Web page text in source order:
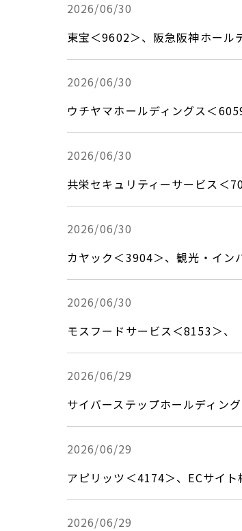
2026/06/30
東宝＜9602＞、阪急阪神ホール
2026/06/30
ウチヤマホールディングス＜
2026/06/30
共栄セキュリティーサービス＜
2026/06/30
カヤック＜3904＞、観光・イン
2026/06/30
モスフードサービス＜8153＞、
2026/06/29
サイバーステップホールディン
2026/06/29
アピリッツ＜4174＞、ECサイ
2026/06/29